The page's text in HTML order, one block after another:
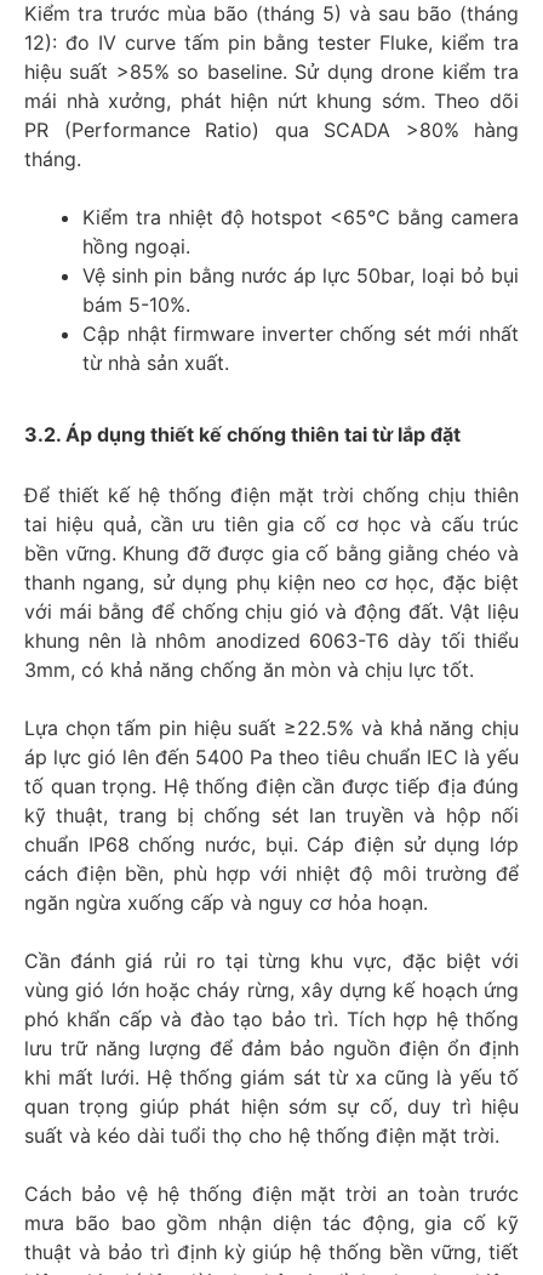
Kiểm tra trước mùa bão (tháng 5) và sau bão (tháng
12): đo IV curve tấm pin bằng tester Fluke, kiểm tra
hiệu suất >85% so baseline. Sử dụng drone kiểm tra
mái nhà xưởng, phát hiện nứt khung sớm. Theo dõi
PR (Performance Ratio) qua SCADA >80% hàng
tháng.
Kiểm tra nhiệt độ hotspot <65°C bằng camera
hồng ngoại.
Vệ sinh pin bằng nước áp lực 50bar, loại bỏ bụi
bám 5-10%.
Cập nhật firmware inverter chống sét mới nhất
từ nhà sản xuất.
3.2. Áp dụng thiết kế chống thiên tai từ lắp đặt
Để thiết kế hệ thống điện mặt trời chống chịu thiên
tai hiệu quả, cần ưu tiên gia cố cơ học và cấu trúc
bền vững. Khung đỡ được gia cố bằng giằng chéo và
thanh ngang, sử dụng phụ kiện neo cơ học, đặc biệt
với mái bằng để chống chịu gió và động đất. Vật liệu
khung nên là nhôm anodized 6063-T6 dày tối thiểu
3mm, có khả năng chống ăn mòn và chịu lực tốt.
Lựa chọn tấm pin hiệu suất ≥22.5% và khả năng chịu
áp lực gió lên đến 5400 Pa theo tiêu chuẩn IEC là yếu
tố quan trọng. Hệ thống điện cần được tiếp địa đúng
kỹ thuật, trang bị chống sét lan truyền và hộp nối
chuẩn IP68 chống nước, bụi. Cáp điện sử dụng lớp
cách điện bền, phù hợp với nhiệt độ môi trường để
ngăn ngừa xuống cấp và nguy cơ hỏa hoạn.
Cần đánh giá rủi ro tại từng khu vực, đặc biệt với
vùng gió lớn hoặc cháy rừng, xây dựng kế hoạch ứng
phó khẩn cấp và đào tạo bảo trì. Tích hợp hệ thống
lưu trữ năng lượng để đảm bảo nguồn điện ổn định
khi mất lưới. Hệ thống giám sát từ xa cũng là yếu tố
quan trọng giúp phát hiện sớm sự cố, duy trì hiệu
suất và kéo dài tuổi thọ cho hệ thống điện mặt trời.
Cách bảo vệ hệ thống điện mặt trời an toàn trước
mưa bão bao gồm nhận diện tác động, gia cố kỹ
thuật và bảo trì định kỳ giúp hệ thống bền vững, tiết